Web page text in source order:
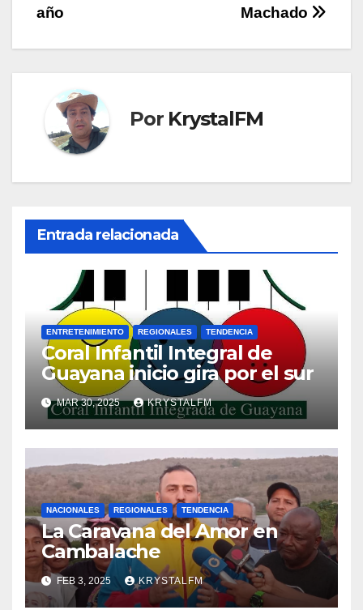
Machado
año
Por KrystalFM
Entrada relacionada
ENTRETENIMIENTO REGIONALES TENDENCIA
Coral Infantil Integral de
Guayana inicio gira por el sur
MAR 30, 2025 KRYSTALFM
NACIONALES REGIONALES TENDENCIA
La Caravana del Amor en
Cambalache
FEB 3, 2025 KRYSTALFM